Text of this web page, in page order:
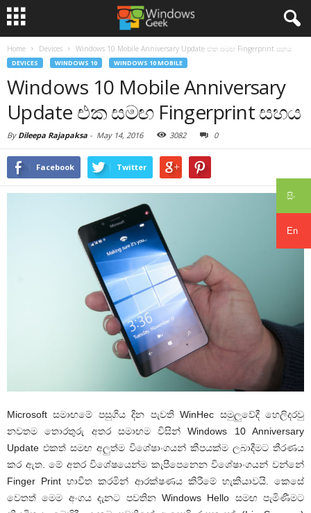
සිං
En
Home Devices Windows 10 Mobile Anniversary Update එක සමඟ Fingerprint සහය
DEVICES WINDOWS 10 WINDOWS 10 MOBILE
Windows 10 Mobile Anniversary
Update එක සමඟ Fingerprint සහය
By Dileepa Rajapaksa - May 14, 2016 3082 0
Facebook Twitter
Microsoft සමාඟමේ පසුගිය දින පැවති WinHec සමුලුවේදී හෙලිදරවු
නවතම තොරතුරු අතර සමාඟම විසින් Windows 10 Anniversary
Update එකත් සමඟ අලුත්ම විශේෂාංගයන් කීපයක්ම ලබාදීමට තීරණය
කර ඇත. මේ අතර විශේෂයෙන්ම කැපීපෙනෙන විශේෂාංගයන් වන්නේ
Finger Print භාවිත කරමින් ආරක්ෂණය කිරීමේ හැකියාවයි. කෙසේ
වෙතත් මෙම අංගය දැනට පවතින Windows Hello සමඟ පැමිණීමට